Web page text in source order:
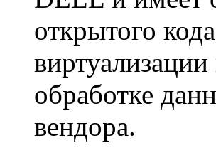
открытого
обработке
вендора.